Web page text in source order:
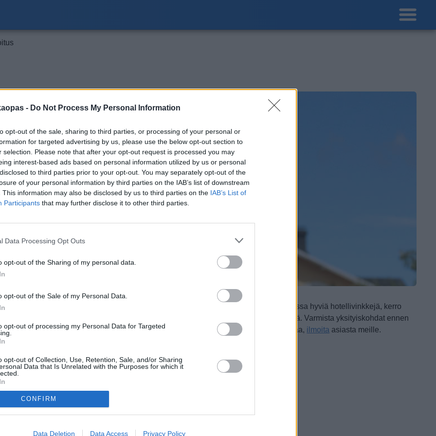
- Do Not Process My Personal Information
opt-out of the sale, sharing to third parties, or processing of your personal or
for targeted advertising by us, please use the below opt-out section to
selection. Please note that after your opt-out request is processed you may
interest-based ads based on personal information utilized by us or personal
to third parties prior to your opt-out. You may separately opt-out of the
of your personal information by third parties on the IAB’s list of downstream
This information may also be disclosed by us to third parties on the IAB’s List of
Participants that may further disclose it to other third parties.
Data Processing Opt Outs
opt-out of the Sharing of my personal data.
opt-out of the Sale of my Personal Data.
opt-out of processing my Personal Data for Targeted
opt-out of Collection, Use, Retention, Sale, and/or Sharing
Data that Is Unrelated with the Purposes for which it
CONFIRM
Data Deletion Data Access Privacy Policy
Vinkit ovat teidän, lukijoidemme, meille lähettämiä. Jos sinulla on takataskussa hyviä hotellivinkkejä, kerro
että tiedot vinkeissä ovat lähettäjien omia henkilökohtaisia käsityksiä ja mielipiteitä. Varmista yksityiskohdat ennen
tai majoituspaikan omilta verkkosivuilta.
Jos huomaat sivulla muutettavaa, ilmoita asiasta meille.